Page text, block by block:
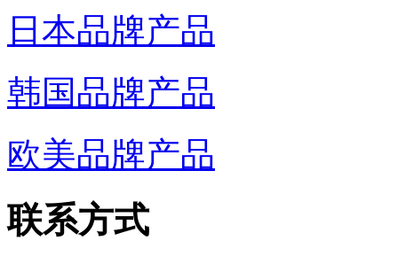
日本品牌产品
韩国品牌产品
欧美品牌产品
联系方式